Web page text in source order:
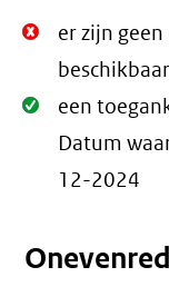
Niet
Oké.
er zijn
beschikbaar
Oké.
een
Datum
12-2024